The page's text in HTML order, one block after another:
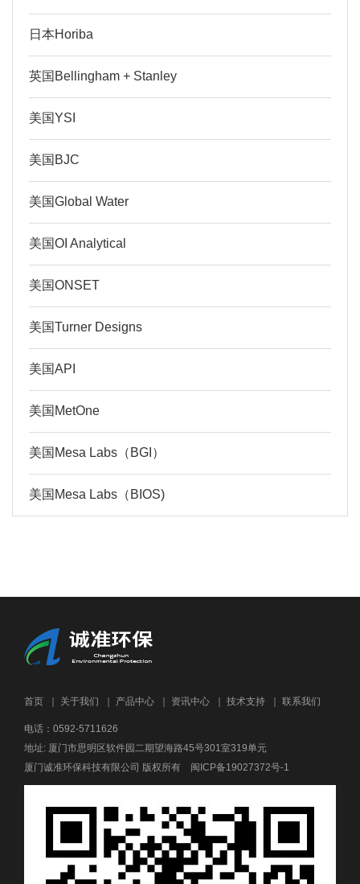
日本Horiba
英国Bellingham + Stanley
美国YSI
美国BJC
美国Global Water
美国OI Analytical
美国ONSET
美国Turner Designs
美国API
美国MetOne
美国Mesa Labs（BGI）
美国Mesa Labs（BIOS)
首页 ｜ 关于我们 ｜ 产品中心 ｜ 资讯中心 ｜ 技术支持 ｜ 联系我们
电话：0592-5711626
地址: 厦门市思明区软件园二期望海路45号301室319单元
厦门诚准环保科技有限公司 版权所有
闽ICP备19027372号-1